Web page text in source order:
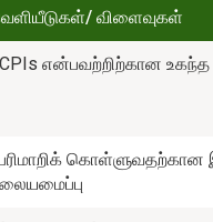
விளைவுகள்
CPIs என்பவற்றிற்கான
பரிமாறிக்